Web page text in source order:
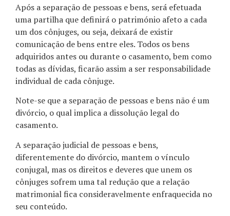
Após a separação de pessoas e bens, será efetuada
uma partilha que definirá o património afeto a cada
um dos cônjuges, ou seja, deixará de existir
comunicação de bens entre eles. Todos os bens
adquiridos antes ou durante o casamento, bem como
todas as dívidas, ficarão assim a ser responsabilidade
individual de cada cônjuge.
Note-se que a separação de pessoas e bens não é um
divórcio, o qual implica a dissolução legal do
casamento.
A separação judicial de pessoas e bens,
diferentemente do divórcio, mantem o vínculo
conjugal, mas os direitos e deveres que unem os
cônjuges sofrem uma tal redução que a relação
matrimonial fica consideravelmente enfraquecida no
seu conteúdo.